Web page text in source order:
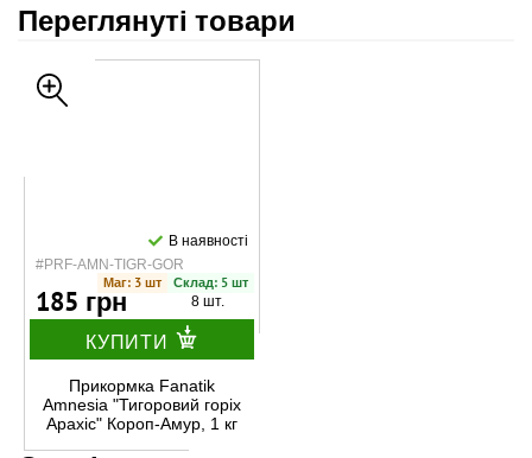
Переглянуті товари
#PRF-AMN-TIGR-GOR
В наявності
Маг: 3 шт Склад: 5 шт
185 грн 8 шт.
КУПИТИ
Прикормка Fanatik
Amnesia "Тигоровий горіх
Арахіс" Короп-Амур, 1 кг